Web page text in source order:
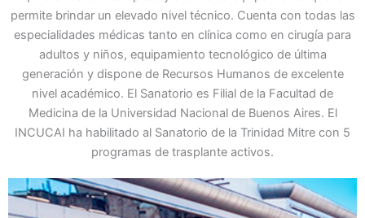
permite brindar un elevado nivel técnico. Cuenta con todas las
especialidades médicas tanto en clínica como en cirugía para
adultos y niños, equipamiento tecnológico de última
generación y dispone de Recursos Humanos de excelente
nivel académico. El Sanatorio es Filial de la Facultad de
Medicina de la Universidad Nacional de Buenos Aires. El
INCUCAI ha habilitado al Sanatorio de la Trinidad Mitre con 5
programas de trasplante activos.